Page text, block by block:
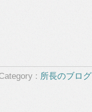
: 所長のブログ